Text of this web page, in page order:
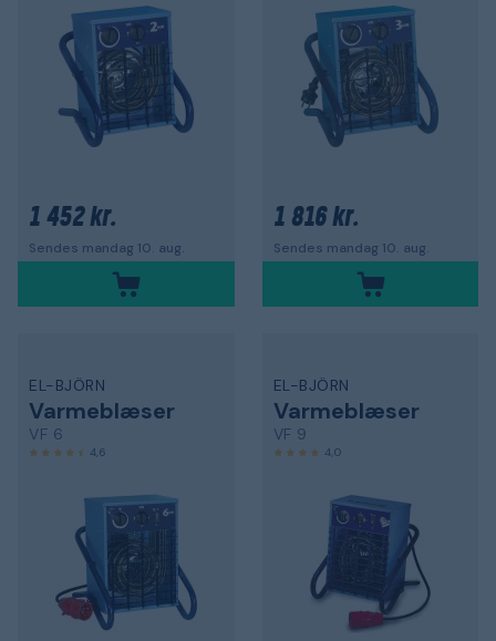
1 452 kr.
Sendes mandag 10. aug.
1 816 kr.
Sendes mandag 10. aug.
EL-BJÖRN
Varmeblæser
VF 6
4,6
EL-BJÖRN
Varmeblæser
VF 9
4,0